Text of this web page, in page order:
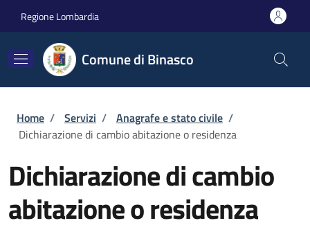
Regione Lombardia
Comune di Binasco
Briciole di pane
Home / Servizi / Anagrafe e stato civile /
Dichiarazione di cambio abitazione o residenza
Dichiarazione di cambio
abitazione o residenza